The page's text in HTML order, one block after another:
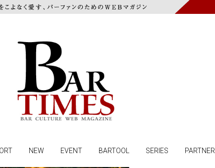
NEW EVENT BARTOOL SERIES PARTNER